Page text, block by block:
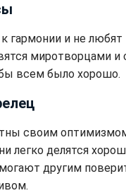
гармонии и не любят
миротворцами и
всем было хорошо.
своим
легко делятся
другим